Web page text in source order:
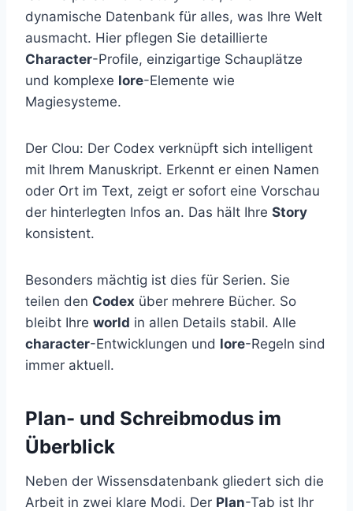
dynamische Datenbank für alles, was Ihre Welt
ausmacht. Hier pflegen Sie detaillierte
Character-Profile, einzigartige Schauplätze
und komplexe lore-Elemente wie
Magiesysteme.
Der Clou: Der Codex verknüpft sich intelligent
mit Ihrem Manuskript. Erkennt er einen Namen
oder Ort im Text, zeigt er sofort eine Vorschau
der hinterlegten Infos an. Das hält Ihre Story
konsistent.
Besonders mächtig ist dies für Serien. Sie
teilen den Codex über mehrere Bücher. So
bleibt Ihre world in allen Details stabil. Alle
character-Entwicklungen und lore-Regeln sind
immer aktuell.
Plan- und Schreibmodus im
Überblick
Neben der Wissensdatenbank gliedert sich die
Arbeit in zwei klare Modi. Der Plan-Tab ist Ihr